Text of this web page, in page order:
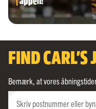
FIND CARL'S
Bemærk, at vores
Skriv postnummer eller